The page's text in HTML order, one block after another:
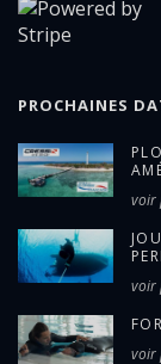
PROCHAINES
voir
voir
voir